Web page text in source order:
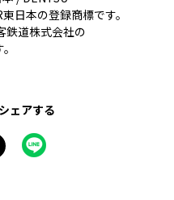
日本の登録商標です。
鉄道株式会社の
ェアする